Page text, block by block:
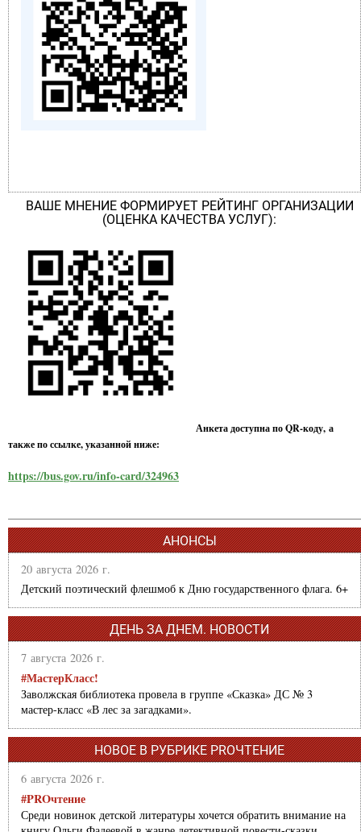
ВАШЕ МНЕНИЕ ФОРМИРУЕТ РЕЙТИНГ ОРГАНИЗАЦИИ
(ОЦЕНКА КАЧЕСТВА УСЛУГ):
Анкета доступна по QR-коду, а
также по ссылке, указанной ниже:
https://bus.gov.ru/info-card/324963
АНОНСЫ
20 августа 2026 г.
Детский поэтический флешмоб к Дню государственного флага. 6+
ДЕНЬ ЗА ДНЕМ. НОВОСТИ
7 августа 2026 г.
#МастерКласс!
Заволжская библиотека провела в группе «Сказка» ДС № 3
мастер-класс «В лес за загадками».
НОВОЕ В РУБРИКЕ PROЧТЕНИЕ
6 августа 2026 г.
#PROчтение
Среди новинок детской литературы хочется обратить внимание на